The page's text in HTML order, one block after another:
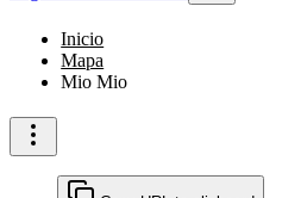
Inicio
Mapa
Mio Mio